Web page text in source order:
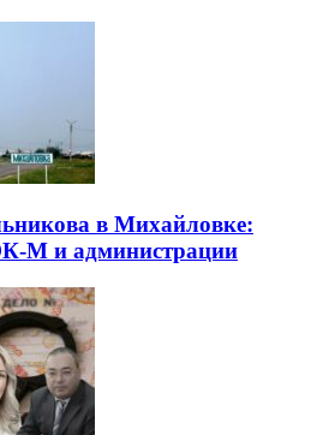
в Михайловке:
М и администрации